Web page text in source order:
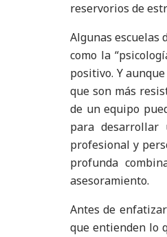
reservorios de
Algunas escuelas
como la
positivo. Y
que son más
de un equipo
para desarrollar
profesional y
profunda
asesoramiento.
Antes de
que entienden lo